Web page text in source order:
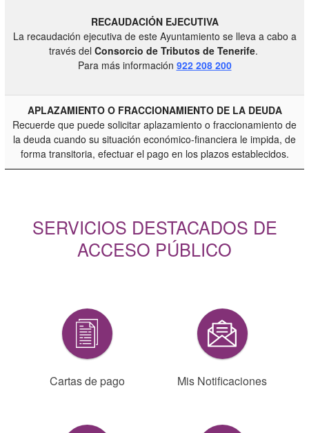
RECAUDACIÓN EJECUTIVA
La recaudación ejecutiva de este Ayuntamiento se lleva a cabo a
través del Consorcio de Tributos de Tenerife.
Para más información 922 208 200
APLAZAMIENTO O FRACCIONAMIENTO DE LA DEUDA
Recuerde que puede solicitar aplazamiento o fraccionamiento de
la deuda cuando su situación económico-financiera le impida, de
forma transitoria, efectuar el pago en los plazos establecidos.
SERVICIOS DESTACADOS DE
ACCESO PÚBLICO
Cartas de pago Mis Notificaciones